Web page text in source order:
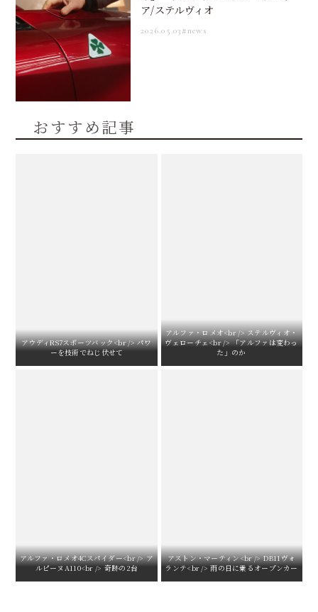
ア/ステルヴィオ
2026.05.03#news
おすすめ記事
アウディRS7スポーツバック<br /> パワ
ーを技術でねじ伏せて
アルファ・ロメオ<br /> ステルヴィオ・
ヴェローチェ<br /> 「アルファは変わっ
た」のか
アルファ・ロメオ4Cスパイダー<br /> ア
ルピーヌA110<br /> 奇跡の2台
アストン・マーティン<br /> DB11ヴォ
ランテ<br /> 雨の日に乗るオープンカー